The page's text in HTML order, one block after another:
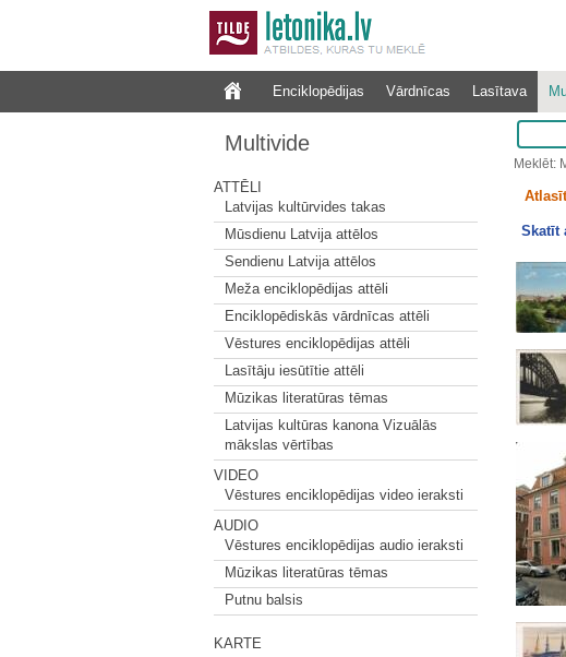
Enciklopēdijas Vārdnīcas Lasītava
Multivide
ATTĒLI
Latvijas kultūrvides takas
Mūsdienu Latvija attēlos
Sendienu Latvija attēlos
Meža enciklopēdijas attēli
Enciklopēdiskās vārdnīcas attēli
Vēstures enciklopēdijas attēli
Lasītāju iesūtītie attēli
Mūzikas literatūras tēmas
Latvijas kultūras kanona Vizuālās
mākslas vērtības
VIDEO
Vēstures enciklopēdijas video ieraksti
AUDIO
Vēstures enciklopēdijas audio ieraksti
Mūzikas literatūras tēmas
Putnu balsis
KARTE
Meklēt:
Skatīt